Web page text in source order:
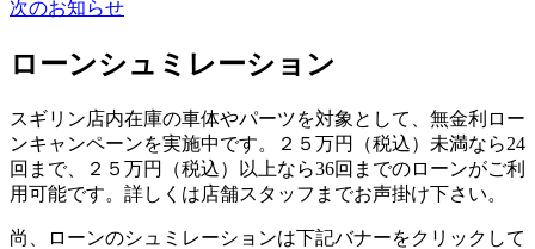
次のお知らせ
ローンシュミレーション
スギリン店内在庫の車体やパーツを対象として、無金利ロー
ンキャンペーンを実施中です。２５万円（税込）未満なら24
回まで、２５万円（税込）以上なら36回までのローンがご利
用可能です。詳しくは店舗スタッフまでお声掛け下さい。
尚、ローンのシュミレーションは下記バナーをクリックして